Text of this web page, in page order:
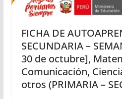
FICHA DE
SECUNDARIA –
30 de octubre],
Comunicación,
otros (PRIMARIA –